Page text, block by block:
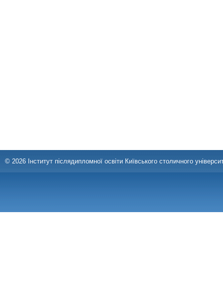
© 2026 Інститут післядипломної освіти Київського столичного